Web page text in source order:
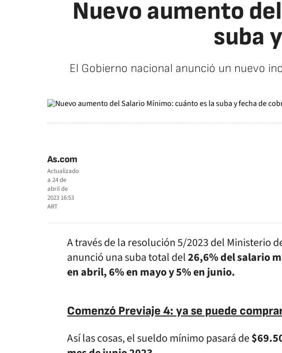
Nuevo aumento
suba
El Gobierno nacional anunció un nuevo
As.com
Actualizado
a 24 de
abril de
2023 16:53
ART
A través de la resolución 5/2023 del Ministerio
anunció una suba total del26,6% del salario
en abril, 6% en mayo y 5% en junio.
Comenzó Previaje 4: ya se puede
Así las cosas, el sueldo mínimo pasará de